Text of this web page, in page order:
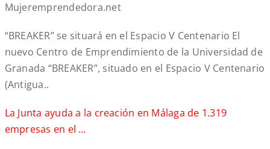
Mujeremprendedora.net
“BREAKER” se situará en el Espacio V Centenario El
nuevo Centro de Emprendimiento de la Universidad de
Granada “BREAKER”, situado en el Espacio V Centenario
(Antigua..
La Junta ayuda a la creación en Málaga de 1.319
empresas en el …